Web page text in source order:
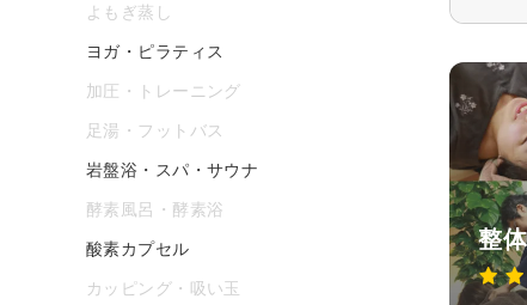
整
よもぎ蒸し
ヨガ・ピラティス
加圧・トレーニング
足湯・フットバス
岩盤浴・スパ・サウナ
酵素風呂・酵素浴
酸素カプセル
カッピング・吸い玉